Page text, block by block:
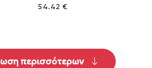
54.42 €
περισσότερων